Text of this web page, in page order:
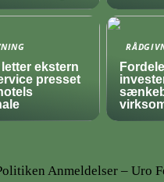
ekstern
presset
Anmeldelser – Uro